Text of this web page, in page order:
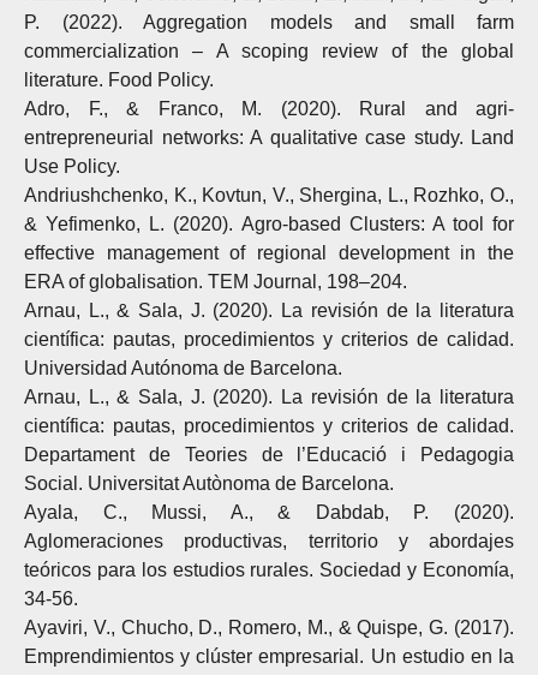
P. (2022). Aggregation models and small farm
commercialization – A scoping review of the global
literature. Food Policy.
Adro, F., & Franco, M. (2020). Rural and agri-
entrepreneurial networks: A qualitative case study. Land
Use Policy.
Andriushchenko, K., Kovtun, V., Shergina, L., Rozhko, O.,
& Yefimenko, L. (2020). Agro-based Clusters: A tool for
effective management of regional development in the
ERA of globalisation. TEM Journal, 198–204.
Arnau, L., & Sala, J. (2020). La revisión de la literatura
científica: pautas, procedimientos y criterios de calidad.
Universidad Autónoma de Barcelona.
Arnau, L., & Sala, J. (2020). La revisión de la literatura
científica: pautas, procedimientos y criterios de calidad.
Departament de Teories de l’Educació i Pedagogia
Social. Universitat Autònoma de Barcelona.
Ayala, C., Mussi, A., & Dabdab, P. (2020).
Aglomeraciones productivas, territorio y abordajes
teóricos para los estudios rurales. Sociedad y Economía,
34-56.
Ayaviri, V., Chucho, D., Romero, M., & Quispe, G. (2017).
Emprendimientos y clúster empresarial. Un estudio en la